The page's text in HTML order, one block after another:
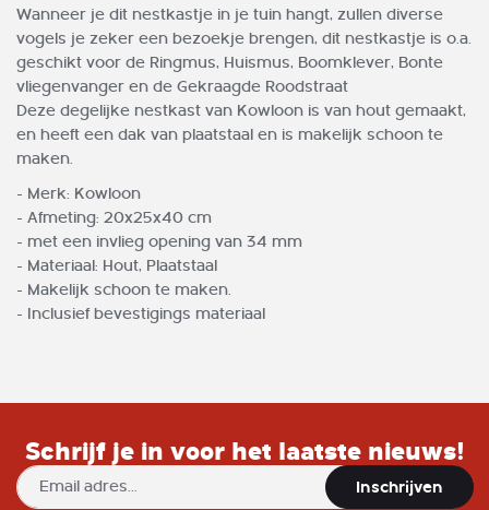
Wanneer je dit nestkastje in je tuin hangt, zullen diverse
vogels je zeker een bezoekje brengen, dit nestkastje is o.a.
geschikt voor de Ringmus, Huismus, Boomklever, Bonte
vliegenvanger en de Gekraagde Roodstraat
Deze degelijke nestkast van Kowloon is van hout gemaakt,
en heeft een dak van plaatstaal en is makelijk schoon te
maken.
- Merk: Kowloon
- Afmeting: 20x25x40 cm
- met een invlieg opening van 34 mm
- Materiaal: Hout, Plaatstaal
- Makelijk schoon te maken.
- Inclusief bevestigings materiaal
Schrijf je in voor het laatste nieuws!
Abonneer
u
Inschrijven